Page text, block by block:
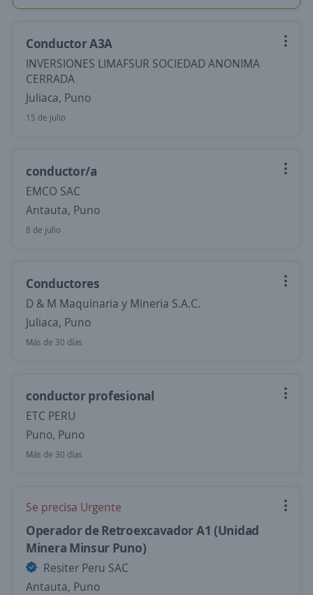
Conductor A3A
INVERSIONES LIMAFSUR SOCIEDAD ANONIMA
CERRADA
Juliaca, Puno
15 de julio
conductor/a
EMCO SAC
Antauta, Puno
8 de julio
Conductores
D & M Maquinaria y Mineria S.A.C.
Juliaca, Puno
Más de 30 días
conductor profesional
ETC PERU
Puno, Puno
Más de 30 días
Se precisa Urgente
Operador de Retroexcavador A1 (Unidad
Minera Minsur Puno)
Resiter Peru SAC
Antauta, Puno